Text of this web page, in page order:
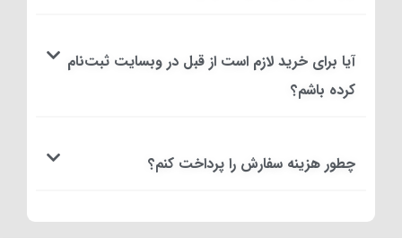
آیا برای خرید لازم است از قبل در وبسایت ثبت‌نام
کرده باشم؟
چطور هزینه سفارش را پرداخت کنم؟